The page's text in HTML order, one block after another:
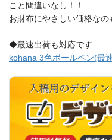
こと間違いなし！！
お財布にやさしい価格なの
◆最速出荷も対応です
kohana 3色ボールペン(最